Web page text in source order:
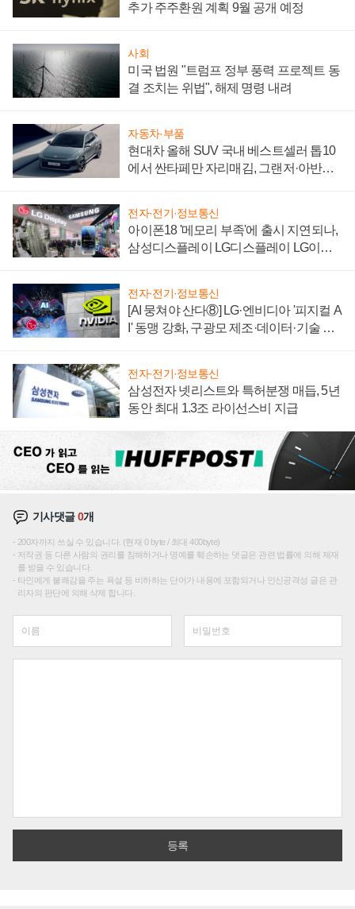
추가 주주환원 계획 9월 공개 예정
사회
미국 법원 "트럼프 정부 풍력 프로젝트 동
결 조치는 위법", 해제 명령 내려
자동차·부품
현대차 올해 SUV 국내 베스트셀러 톱10
에서 싼타페만 자리매김, 그랜저·아반떼
전자·전기·정보통신
아이폰18 '메모리 부족'에 출시 지연되나,
삼성디스플레이 LG디스플레이 LG이노
전자·전기·정보통신
[AI 뭉쳐야 산다⑧] LG·엔비디아 '피지컬 A
I' 동맹 강화, 구광모 제조·데이터·기술 결
전자·전기·정보통신
삼성전자 넷리스트와 특허분쟁 매듭, 5년
동안 최대 1.3조 라이선스비 지급
기사댓글0개
200자까지 쓰실 수 있습니다. (현재 0 byte / 최대 400byte)
저작권 등 다른 사람의 권리를 침해하거나 명예를 훼손하는 댓글은 관련 법률에 의해 제재
를 받을 수 있습니다.
타인에게 불쾌감을 주는 욕설 등 비하하는 단어가 내용에 포함되거나 인신공격성 글은 관
리자의 판단에 의해 삭제 합니다.